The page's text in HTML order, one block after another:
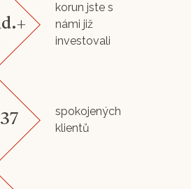
korun jste s
námi již
investovali
spokojených
klientů